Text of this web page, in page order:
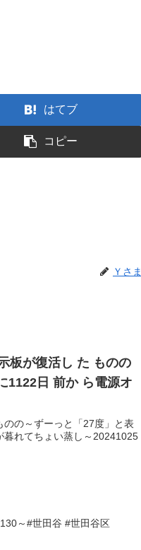
はてブ
コピー
Ｙさま
板が復活し た ものの
1122日 前か ら電源オ
の～ずーっと「27度」と表
暮れてちょい蒸し～20241025
～#世田谷 #世田谷区